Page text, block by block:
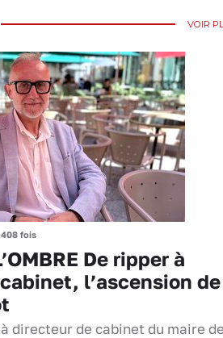
VOIR
fois
De ripper à
l’ascension de
directeur de cabinet du maire